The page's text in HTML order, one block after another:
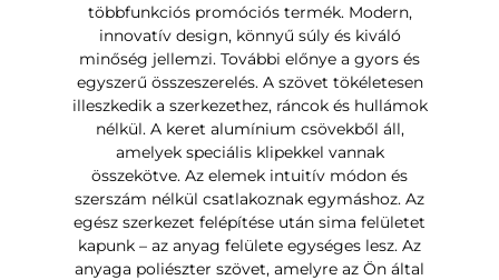
többfunkciós promóciós termék. Modern,
innovatív design, könnyű súly és kiváló
minőség jellemzi. További előnye a gyors és
egyszerű összeszerelés. A szövet tökéletesen
illeszkedik a szerkezethez, ráncok és hullámok
nélkül. A keret alumínium csövekből áll,
amelyek speciális klipekkel vannak
összekötve. Az elemek intuitív módon és
szerszám nélkül csatlakoznak egymáshoz. Az
egész szerkezet felépítése után sima felületet
kapunk – az anyag felülete egységes lesz. Az
anyaga poliészter szövet, amelyre az Ön által